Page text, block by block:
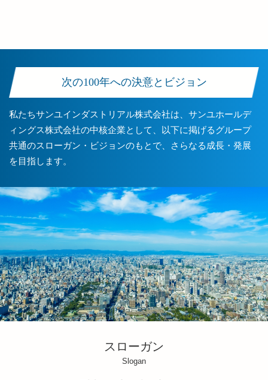
次の100年への決意とビジョン
私たちサンユインダストリアル株式会社は、サンユホールデ
ィングス株式会社の中核企業として、以下に掲げるグループ
共通のスローガン・ビジョンのもとで、さらなる成長・発展
を目指します。
スローガン
Slogan